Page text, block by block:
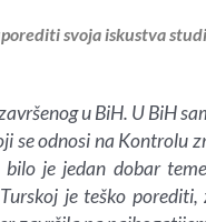
svoja iskustva
u BiH. U BiH
se odnosi na Kontrolu
je jedan dobar
je teško